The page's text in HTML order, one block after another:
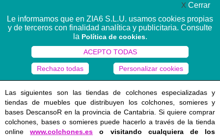
MENÚ ☰
Distribuidores oficiales de colchones
DescansoR en Cantabria
Las siguientes son las tiendas de colchones especializadas y
tiendas de muebles que distribuyen los colchones, somieres y
bases DescansoR en la provincia de Cantabria. Si quiere comprar
colchones, bases o somieres puede hacerlo a través de la tienda
onlinewww.colchones.es
o visitando cualquiera de los
X Cerrar
Le informamos que en ZIA6 S.L.U. usamos cookies propias
y de terceros con finalidad analítica y publicitaria. Consulte
la Política de cookies.
ACEPTO TODAS
Rechazo todas Personalizar cookies